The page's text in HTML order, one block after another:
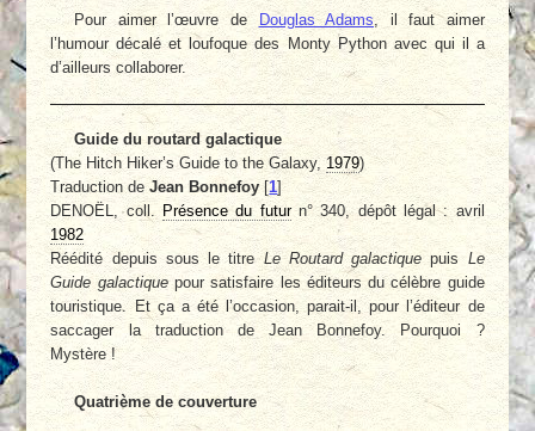
Pour aimer l’œuvre de Douglas Adams, il faut aimer
l’humour décalé et loufoque des Monty Python avec qui il a
d’ailleurs collaborer.
Guide du routard galactique
(The Hitch Hiker’s Guide to the Galaxy, 1979)
Traduction deJean Bonnefoy [1]
DENOËL, coll. Présence du futurn° 340, dépôt légal : avril
1982
Réédité depuis sous le titreLe Routard galactique puis Le
Guide galactiquepour satisfaire les éditeurs du célèbre guide
touristique. Et ça a été l’occasion, parait-il, pour l’éditeur de
saccager la traduction de Jean Bonnefoy. Pourquoi ?
Mystère !
Quatrième de couverture